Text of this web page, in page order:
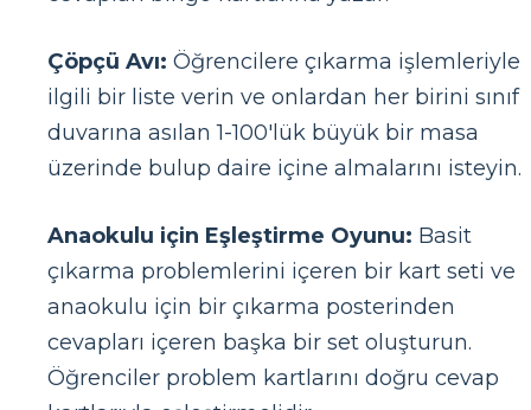
Çöpçü Avı: Öğrencilere çıkarma işlemleriyle
ilgili bir liste verin ve onlardan her birini sınıf
duvarına asılan 1-100'lük büyük bir masa
üzerinde bulup daire içine almalarını isteyin.
Anaokulu için Eşleştirme Oyunu: Basit
çıkarma problemlerini içeren bir kart seti ve
anaokulu için bir çıkarma posterinden
cevapları içeren başka bir set oluşturun.
Öğrenciler problem kartlarını doğru cevap